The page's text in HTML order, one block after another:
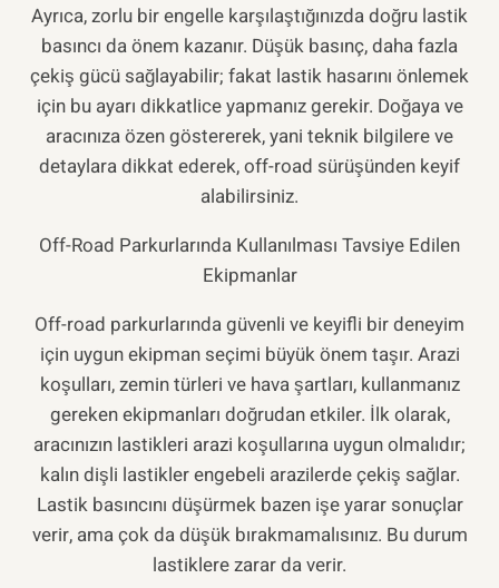
Ayrıca, zorlu bir engelle karşılaştığınızda doğru lastik
basıncı da önem kazanır. Düşük basınç, daha fazla
çekiş gücü sağlayabilir; fakat lastik hasarını önlemek
için bu ayarı dikkatlice yapmanız gerekir. Doğaya ve
aracınıza özen göstererek, yani teknik bilgilere ve
detaylara dikkat ederek, off-road sürüşünden keyif
alabilirsiniz.
Off-Road Parkurlarında Kullanılması Tavsiye Edilen
Ekipmanlar
Off-road parkurlarında güvenli ve keyifli bir deneyim
için uygun ekipman seçimi büyük önem taşır. Arazi
koşulları, zemin türleri ve hava şartları, kullanmanız
gereken ekipmanları doğrudan etkiler. İlk olarak,
aracınızın lastikleri arazi koşullarına uygun olmalıdır;
kalın dişli lastikler engebeli arazilerde çekiş sağlar.
Lastik basıncını düşürmek bazen işe yarar sonuçlar
verir, ama çok da düşük bırakmamalısınız. Bu durum
lastiklere zarar da verir.